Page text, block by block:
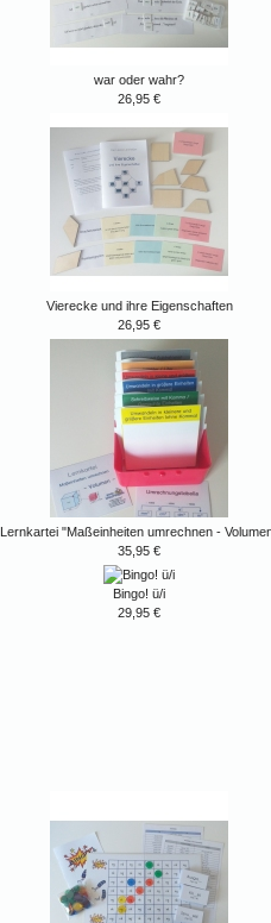
war oder wahr?
26,95 €
Vierecke und ihre Eigenschaften
26,95 €
Lernkartei "Maßeinheiten umrechnen -
35,95 €
Bingo! ü/i
29,95 €